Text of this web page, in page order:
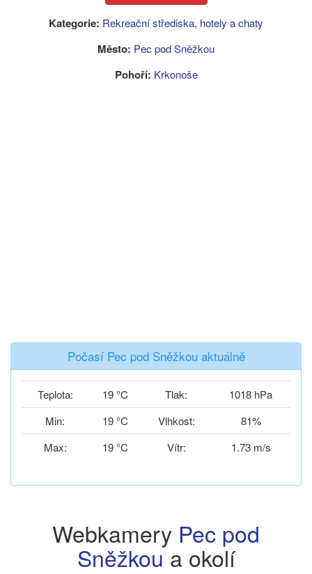
Kategorie: Rekreační střediska, hotely a chaty
Město: Pec pod Sněžkou
Pohoří: Krkonoše
Počasí Pec pod Sněžkou aktuálně
Teplota: 19 °C Tlak:
1018 hPa
Min:
19 °C Vlhkost:
81%
Max:
19 °C Vítr: 1.73 m/s
Webkamery Pec pod
Sněžkoua okolí